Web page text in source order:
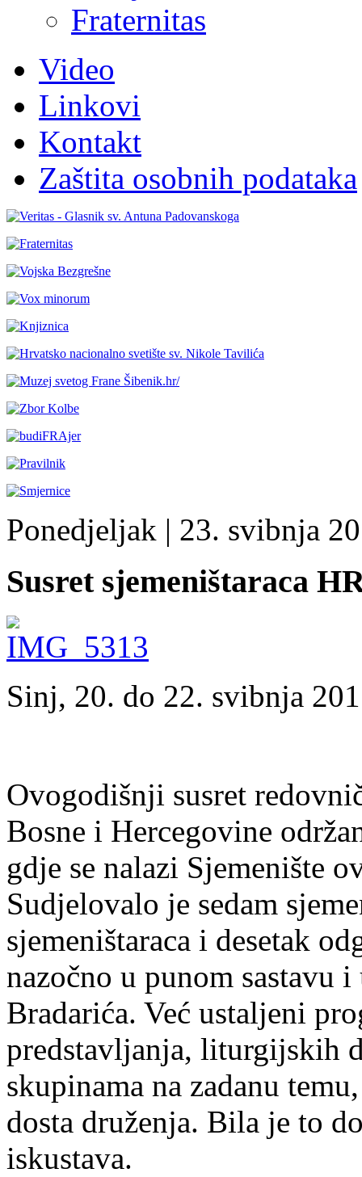
Fraternitas
Video
Linkovi
Kontakt
Zaštita osobnih podataka
Ponedjeljak | 23. svibnja
Susret sjemeništaraca
Sinj, 20. do 22. svibnja
Ovogodišnji susret
Bosne i Hercegovine
gdje se nalazi Sjemenište
Sudjelovalo je sedam
sjemeništaraca i desetak
nazočno u punom sastavu
Bradarića. Već ustaljeni
predstavljanja, liturgijskih
skupinama na zadanu
dosta druženja. Bila je to
iskustava.